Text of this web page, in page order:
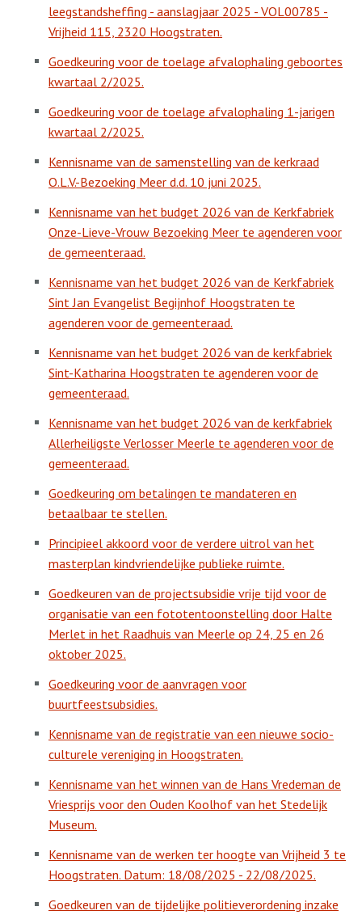
leegstandsheffing - aanslagjaar 2025 - VOL00785 -
Vrijheid 115, 2320 Hoogstraten.
Goedkeuring voor de toelage afvalophaling geboortes
kwartaal 2/2025.
Goedkeuring voor de toelage afvalophaling 1-jarigen
kwartaal 2/2025.
Kennisname van de samenstelling van de kerkraad
O.L.V.-Bezoeking Meer d.d. 10 juni 2025.
Kennisname van het budget 2026 van de Kerkfabriek
Onze-Lieve-Vrouw Bezoeking Meer te agenderen voor
de gemeenteraad.
Kennisname van het budget 2026 van de Kerkfabriek
Sint Jan Evangelist Begijnhof Hoogstraten te
agenderen voor de gemeenteraad.
Kennisname van het budget 2026 van de kerkfabriek
Sint-Katharina Hoogstraten te agenderen voor de
gemeenteraad.
Kennisname van het budget 2026 van de kerkfabriek
Allerheiligste Verlosser Meerle te agenderen voor de
gemeenteraad.
Goedkeuring om betalingen te mandateren en
betaalbaar te stellen.
Principieel akkoord voor de verdere uitrol van het
masterplan kindvriendelijke publieke ruimte.
Goedkeuren van de projectsubsidie vrije tijd voor de
organisatie van een fototentoonstelling door Halte
Merlet in het Raadhuis van Meerle op 24, 25 en 26
oktober 2025.
Goedkeuring voor de aanvragen voor
buurtfeestsubsidies.
Kennisname van de registratie van een nieuwe socio-
culturele vereniging in Hoogstraten.
Kennisname van het winnen van de Hans Vredeman de
Vriesprijs voor den Ouden Koolhof van het Stedelijk
Museum.
Kennisname van de werken ter hoogte van Vrijheid 3 te
Hoogstraten. Datum: 18/08/2025 - 22/08/2025.
Goedkeuren van de tijdelijke politieverordening inzake